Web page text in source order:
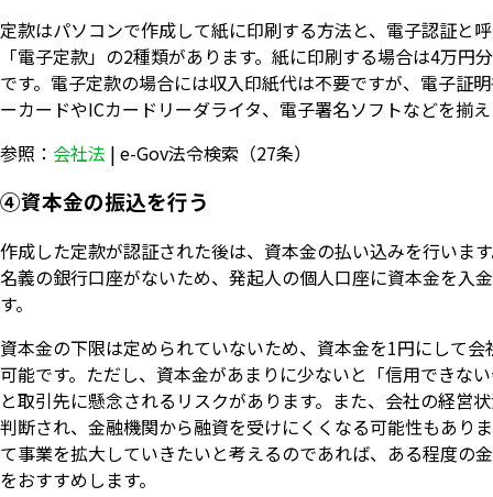
定款はパソコンで作成して紙に印刷する方法と、電子認証と
「電子定款」の2種類があります。紙に印刷する場合は4万円
です。電子定款の場合には収入印紙代は不要ですが、電子証
ーカードやICカードリーダライタ、電子署名ソフトなどを揃
参照： 会社法 | e-Gov法令検索（27条）
④資本金の振込を行う
作成した定款が認証された後は、資本金の払い込みを行いま
名義の銀行口座がないため、発起人の個人口座に資本金を入
す。
資本金の下限は定められていないため、資本金を1円にして
可能です。ただし、資本金があまりに少ないと「信用できな
と取引先に懸念されるリスクがあります。また、会社の経営
判断され、金融機関から融資を受けにくくなる可能性もあり
て事業を拡大していきたいと考えるのであれば、ある程度の
をおすすめします。